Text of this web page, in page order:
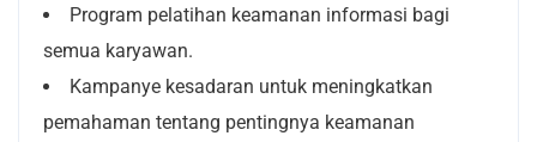
Program pelatihan keamanan informasi bagi
semua karyawan.
Kampanye kesadaran untuk meningkatkan
pemahaman tentang pentingnya keamanan